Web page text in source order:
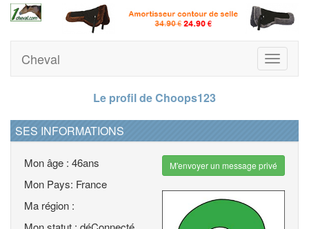
Toggle
Cheval
Le profil de Choops123
SES INFORMATIONS
Mon âge : 46ans
Mon Pays: France
Ma région :
M'envoyer un message privé